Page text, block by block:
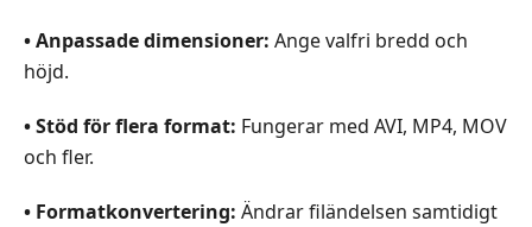
• Anpassade dimensioner: Ange valfri bredd och
höjd.
• Stöd för flera format: Fungerar med AVI, MP4, MOV
och fler.
• Formatkonvertering: Ändrar filändelsen samtidigt